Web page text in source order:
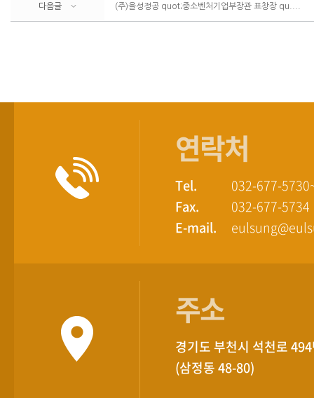
다음글 (주)을성정공 quot;중소벤처기업부장관 표창장 qu....
연락처
Tel.
032-677-
Fax.
032-677-5734
E-mail.
주소
경기도 부천시 석천로
(삼정동 48-80)